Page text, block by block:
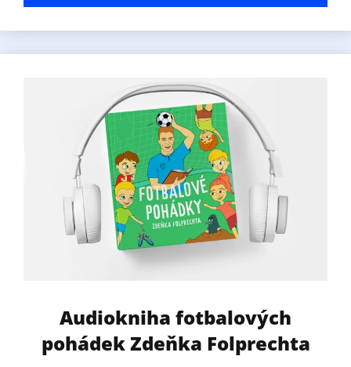
Audiokniha fotbalových
pohádek Zdeňka Folprechta